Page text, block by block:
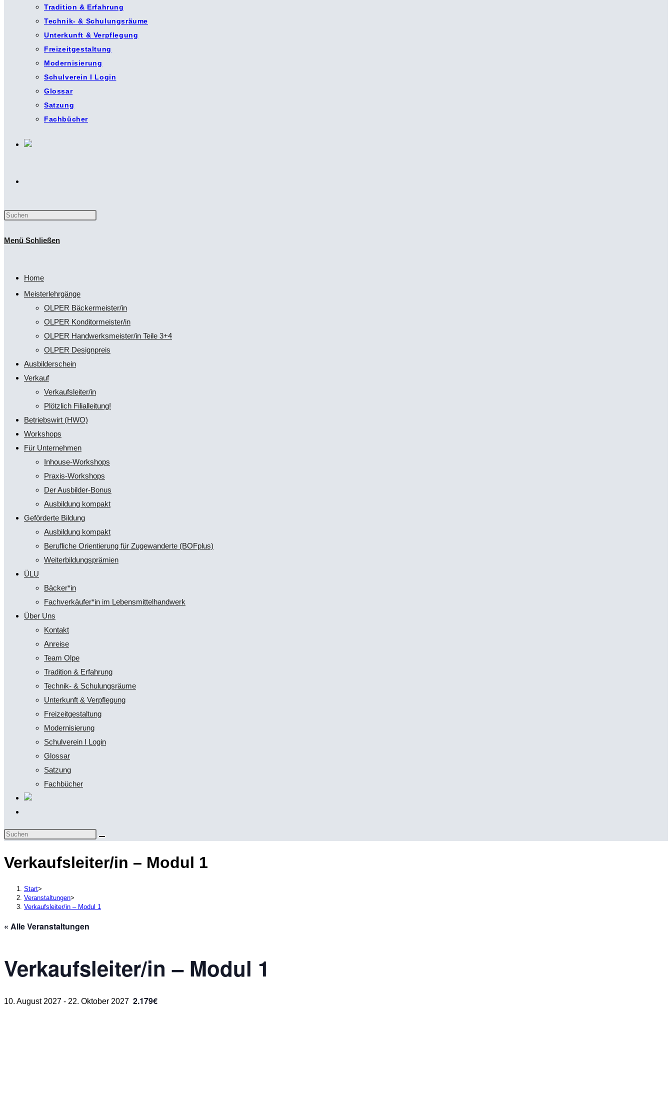
Tradition & Erfahrung
Technik- & Schulungsräume
Unterkunft & Verpflegung
Freizeitgestaltung
Modernisierung
Schulverein I Login
Glossar
Satzung
Fachbücher
Suche
Menü Schließen
Home
Meisterlehrgänge
OLPER Bäckermeister/in
OLPER Konditormeister/in
OLPER Handwerksmeister/in Teile 3+4
OLPER Designpreis
Ausbilderschein
Verkauf
Verkaufsleiter/in
Plötzlich Filialleitung!
Betriebswirt (HWO)
Workshops
Für Unternehmen
Inhouse-Workshops
Praxis-Workshops
Der Ausbilder-Bonus
Ausbildung kompakt
Geförderte Bildung
Ausbildung kompakt
Berufliche Orientierung für Zugewanderte (BOFplus)
Weiterbildungsprämien
ÜLU
Bäcker*in
Fachverkäufer*in im Lebensmittelhandwerk
Über Uns
Kontakt
Anreise
Team Olpe
Tradition & Erfahrung
Technik- & Schulungsräume
Unterkunft & Verpflegung
Freizeitgestaltung
Modernisierung
Schulverein I Login
Glossar
Satzung
Fachbücher
umschalten
Diese
durchsuchen
Verkaufsleiter/in – Modul 1
Start>
Veranstaltungen>
Verkaufsleiter/in – Modul 1
« Alle Veranstaltungen
Verkaufsleiter/in – Modul 1
10. August 2027 - 22. Oktober 2027 2.179€